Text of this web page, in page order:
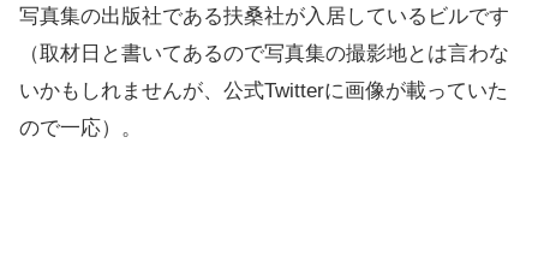
写真集の出版社である扶桑社が入居しているビルです
（取材日と書いてあるので写真集の撮影地とは言わな
いかもしれませんが、公式Twitterに画像が載っていた
ので一応）。